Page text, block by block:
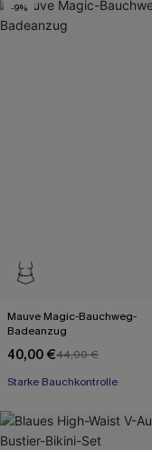
-9%
Mauve Magic-Bauchweg-
Badeanzug
40,00 €44,00 €
Starke Bauchkontrolle